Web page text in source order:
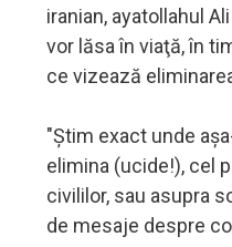
iranian, ayatollahul
vor lăsa în viaţă, în
ce vizează
"Ştim exact unde
elimina (ucide!), cel
civililor, sau asupra
de mesaje despre